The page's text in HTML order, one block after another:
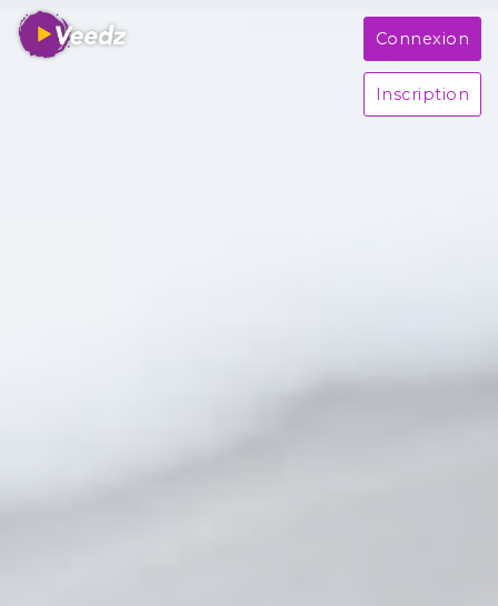
Connexion
Inscription